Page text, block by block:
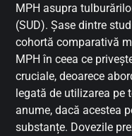
MPH asupra
(SUD). Șase dintre
cohortă comparativă
MPH în ceea ce
cruciale, deoarece
legată de utilizarea pe
anume, dacă acestea
substanțe. Dovezile